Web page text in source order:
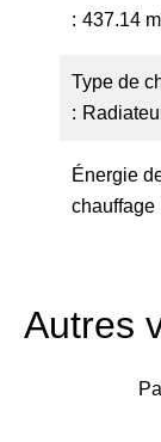
437.14
Type de
Énergie
chauffage
Autres